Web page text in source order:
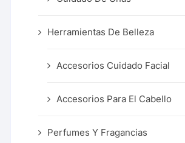
Herramientas De Belleza
Accesorios Cuidado Facial
Accesorios Para El Cabello
Perfumes Y Fragancias